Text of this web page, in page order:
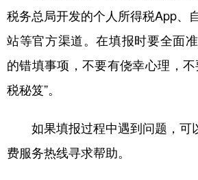
税务总局开发的个人所得税App、
站等官方渠道。在填报时要全面
的错填事项，不要有侥幸心理，
税秘笈”。
如果填报过程中遇到问题，可
费服务热线寻求帮助。